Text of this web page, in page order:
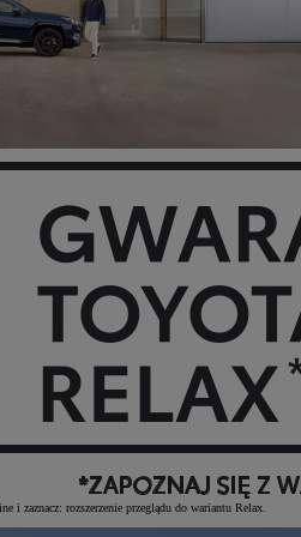
i zaznacz: rozszerzenie przeglądu do wariantu Relax.